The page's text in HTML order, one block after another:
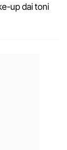
up dai toni